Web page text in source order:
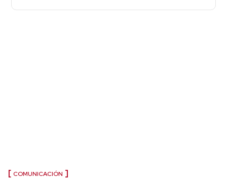
COMUNICACIÓN